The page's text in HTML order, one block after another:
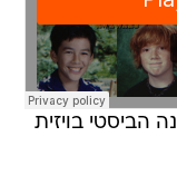
הביסטי בויזית